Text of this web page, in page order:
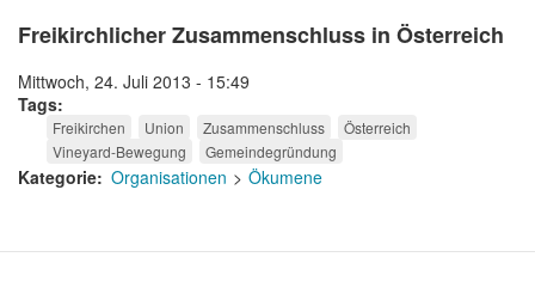
Freikirchlicher Zusammenschluss in Österreich
Mittwoch, 24. Juli 2013 - 15:49
Tags
Freikirchen Union Zusammenschluss
Österreich
Vineyard-Bewegung
Gemeindegründung
Kategorie Organisationen Ökumene